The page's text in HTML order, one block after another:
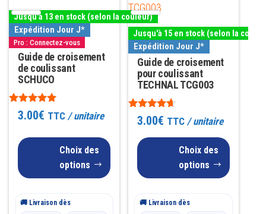
Jusqu'à 13 en stock (selon la couleur)
Expédition Jour J*
Pro : Connectez-vous
Guide de croisement
de coulissant
SCHUCO
Note
5.00
3.00€ TTC / unitaire
Choix des
options
plusieurs
variations.
Les
options
peuvent
choisies
sur
page
produit
🚚 Livraison dès
Jusqu'à 15 en stock (selon la
Expédition Jour J*
Guide de croisement
pour coulissant
TECHNAL TCG003
Note
4.50
3.00€ TTC/ unitaire
Choix des
options
a
plusieurs
variations.
Les
options
peuvent
être
choisies
sur
page
produit
🚚 Livraison dès